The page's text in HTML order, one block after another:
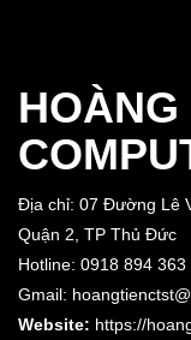
HOÀNG
Địa chỉ: 07 Đường Lê
Quận 2, TP Thủ Đức
Hotline: 0918 894
Gmail:
Website: https://